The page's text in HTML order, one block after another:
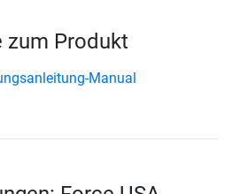
zum Produkt
Manual